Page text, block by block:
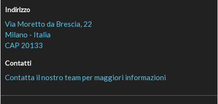
Indirizzo
Via Moretto da Brescia, 22
Milano - Italia
CAP 20133
Contatti
Contatta il nostro team per maggiori informazioni